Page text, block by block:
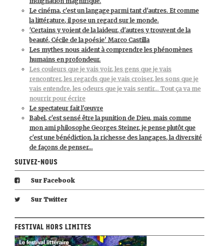
Le cinéma, c'est un langage parmi tant d'autres. Et comme
la littérature, il pose un regard sur le monde.
'Certains y voient de la laideur, d'autres y trouvent de la
beauté, Cécile de la poésie' Marco Castilla
Les mythes nous aident à comprendre les phénomènes
humains en profondeur.
Les couleurs que je vais voir, les gens que je vais
rencontrer, les regards que je vais croiser, les sons que je
vais entendre, les odeurs que je vais sentir… Tout ça va me
nourrir pour écrire
Le spectateur fait l'œuvre
Babel, c'est sensé être la punition de Dieu, mais comme
mon ami philosophe Georges Steiner, je pense plutôt que
c'est une bénédiction, la richesse des langages, la diversité
de façons de penser…
Suivez-nous
Sur Facebook
Sur Twitter
Festival Hors Limites